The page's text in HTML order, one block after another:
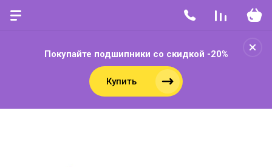
Покупайте подшипники со скидкой -20%
Купить